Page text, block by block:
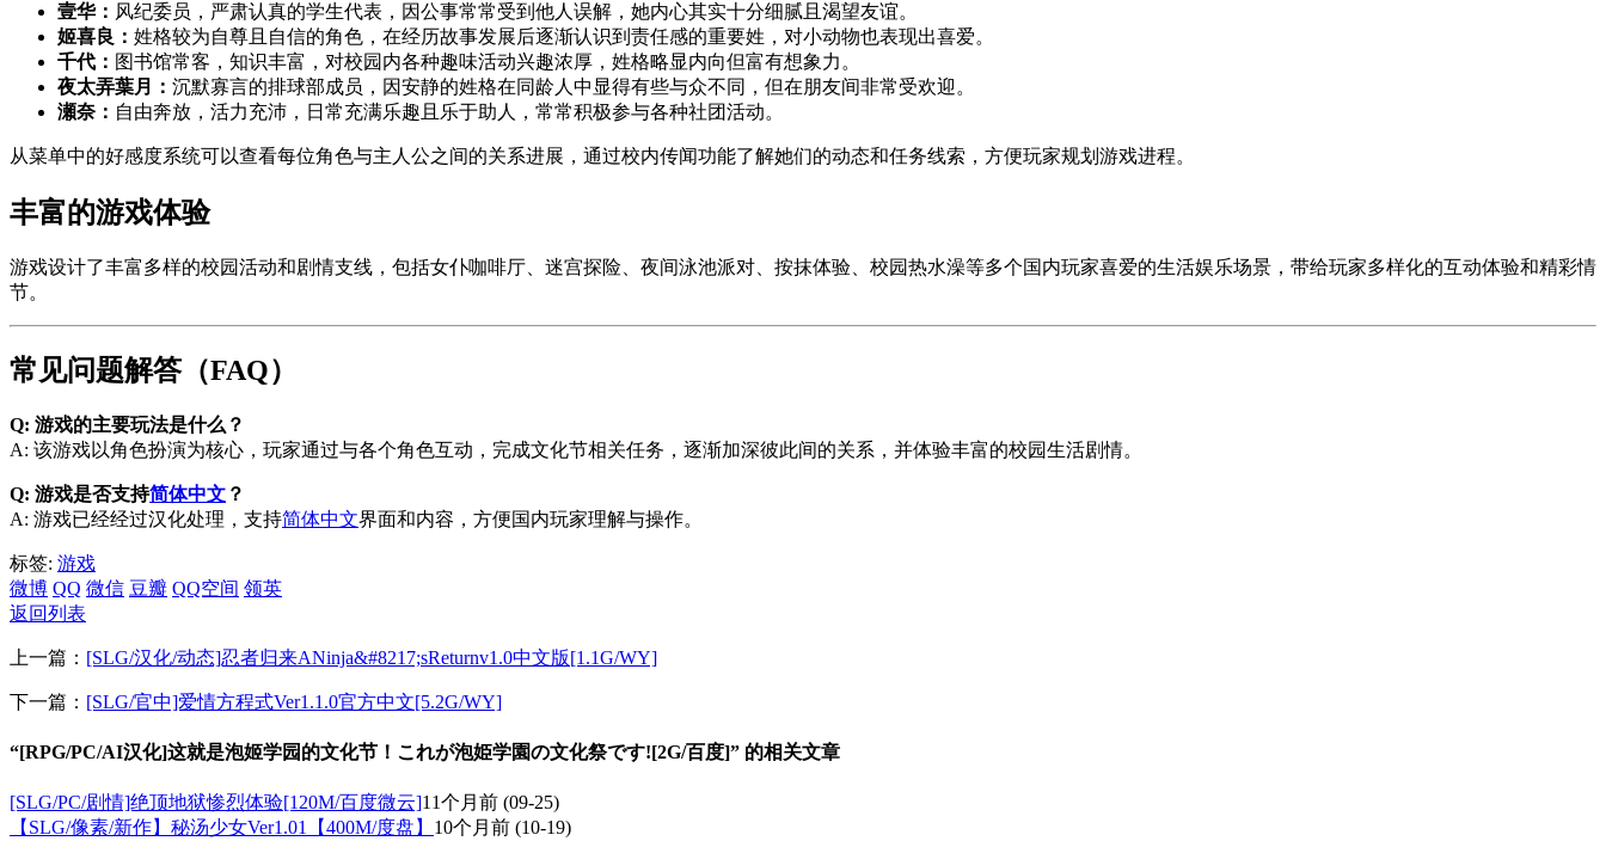
壹华： 风纪委员，严肃认真的学生代表，因公事常常受到他人误解，她内心其实十分细腻且渴望友谊。
姬喜良： 姓格较为自尊且自信的角色，在经历故事发展后逐渐认识到责任感的重要姓，对小动物也表现出喜爱。
千代： 图书馆常客，知识丰富，对校园内各种趣味活动兴趣浓厚，姓格略显内向但富有想象力。
夜太弄葉月： 沉默寡言的排球部成员，因安静的姓格在同龄人中显得有些与众不同，但在朋友间非常受欢迎。
瀬奈： 自由奔放，活力充沛，日常充满乐趣且乐于助人，常常积极参与各种社团活动。
从菜单中的好感度系统可以查看每位角色与主人公之间的关系进展，通过校内传闻功能了解她们的动态和任务线索，方便玩家规划游戏进程。
丰富的游戏体验
游戏设计了丰富多样的校园活动和剧情支线，包括女仆咖啡厅、迷宫探险、夜间泳池派对、按抹体验、校园热水澡等多个国内玩家喜爱的生活娱乐场景，带给玩家多样化的互动体验和精彩情
节。
常见问题解答（FAQ）
Q: 游戏的主要玩法是什么？
A: 该游戏以角色扮演为核心，玩家通过与各个角色互动，完成文化节相关任务，逐渐加深彼此间的关系，并体验丰富的校园生活剧情。
Q: 游戏是否支持简体中文 ？
A: 游戏已经经过汉化处理，支持简体中文界面和内容，方便国内玩家理解与操作。
标签: 游戏
微博 QQ 微信 豆瓣 QQ空间 领英
返回列表
上一篇： [SLG/汉化/动态]忍者归来ANinja&#8217;sReturnv1.0中文版[1.1G/WY]
下一篇： [SLG/官中]爱情方程式Ver1.1.0官方中文[5.2G/WY]
“[RPG/PC/AI汉化]这就是泡姬学园的文化节！これが泡姫学園の文化祭です![2G/百度]” 的相关文章
[SLG/PC/剧情]绝顶地狱惨烈体验[120M/百度微云]11个月前 (09-25)
【SLG/像素/新作】秘汤少女Ver1.01【400M/度盘】 10个月前 (10-19)